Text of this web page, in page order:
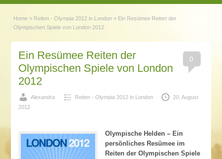
Home » Reiten - Olympia 2012 in London » Ein Resümee Reiten der
Olympischen Spiele von London 2012
0
Ein Resümee Reiten der
Olympischen Spiele von London
2012
Alexandra Reiten - Olympia 2012 in London
20. August
2012
Olympische Helden – Ein
persönliches Resümee im
Reiten der Olympischen Spiele